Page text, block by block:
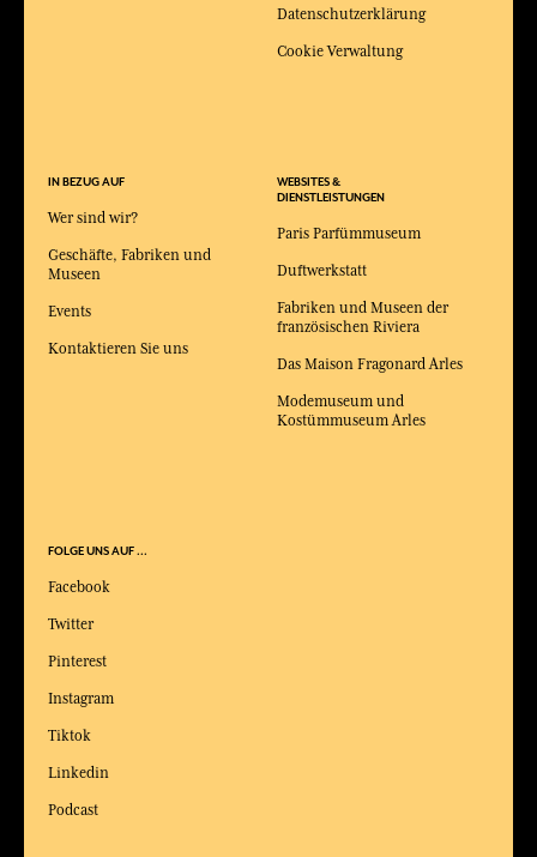
Datenschutzerklärung
Cookie Verwaltung
WEBSITES &
DIENSTLEISTUNGEN
Paris Parfümmuseum
Duftwerkstatt
Fabriken und Museen der
französischen Riviera
Das Maison Fragonard Arles
Modemuseum und
Kostümmuseum Arles
IN BEZUG AUF
Wer sind wir?
Geschäfte, Fabriken und
Museen
Events
Kontaktieren Sie uns
FOLGE UNS AUF ...
Facebook
Twitter
Pinterest
Instagram
Tiktok
Linkedin
Podcast